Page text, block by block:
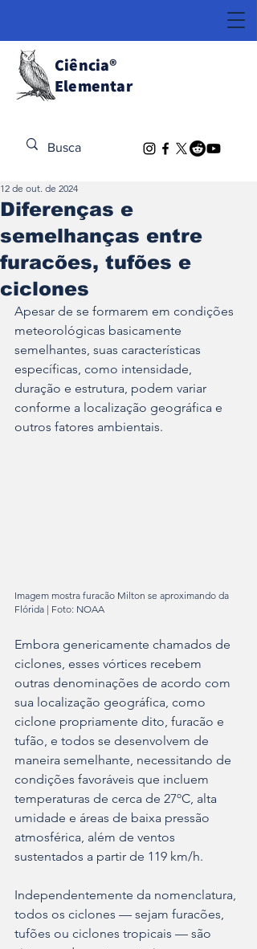
Ciência®
Elementar
Diferenças e
semelhanças entre
furacões, tufões e
ciclones
12 de out. de 2024
Apesar de se formarem em condições
meteorológicas basicamente
semelhantes, suas características
específicas, como intensidade,
duração e estrutura, podem variar
conforme a localização geográfica e
outros fatores ambientais.
Imagem mostra furacão Milton se aproximando da
Flórida | Foto: NOAA
Embora genericamente chamados de
ciclones, esses vórtices recebem
outras denominações de acordo com
sua localização geográfica, como
ciclone propriamente dito, furacão e
tufão, e todos se desenvolvem de
maneira semelhante, necessitando de
condições favoráveis que incluem
temperaturas de cerca de 27ºC, alta
umidade e áreas de baixa pressão
atmosférica, além de ventos
sustentados a partir de 119 km/h.
Independentemente da nomenclatura,
todos os ciclones — sejam furacões,
tufões ou ciclones tropicais — são